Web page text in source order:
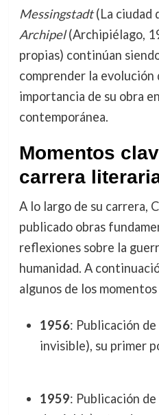
Messingstadt(La ciudad
Archipel(Archipiélago,
propias) continúan
comprender la evolución
importancia de su obra
contemporánea.
Momentos
carrera
A lo largo de su carrera,
publicado obras
reflexiones sobre la
humanidad. A
algunos de los
1956: Publicación de
invisible), su primer
1959: Publicación de